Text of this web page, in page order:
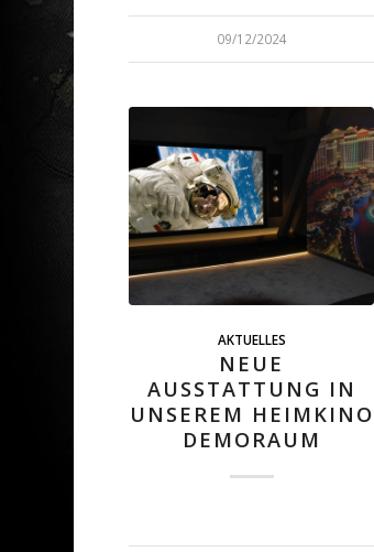
09/12/2024
AKTUELLES
NEUE
AUSSTATTUNG IN
UNSEREM HEIMKINO
DEMORAUM